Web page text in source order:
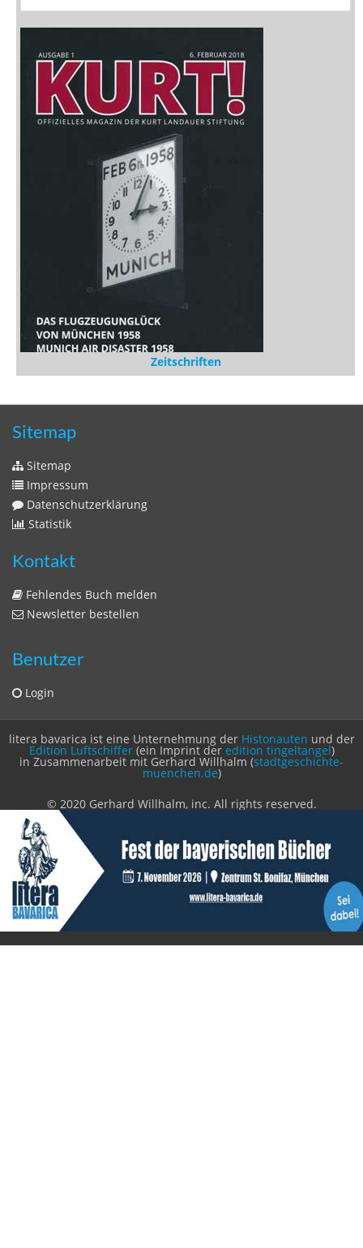
Rezensionen
Medien
Stöbern
Sitemap
Sitemap
Impressum
Statistik
Kontakt
Newsletter bestellen
Login
litera bavarica ist eine Unternehmung derHistonautenund der
Edition Luftschiffer(ein Imprint deredition tingeltangel)
in Zusammenarbeit mit Gerhard Willhalm (stadtgeschichte-
muenchen.de)